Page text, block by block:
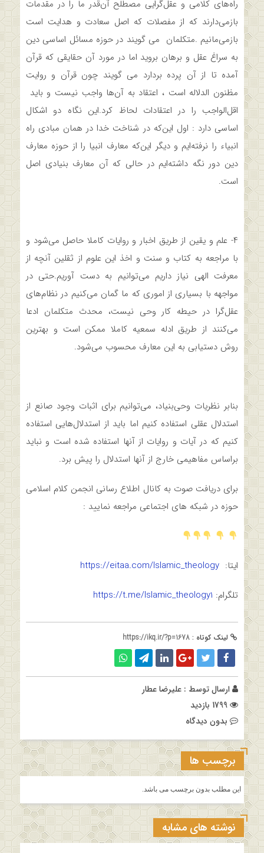
راه‌های کلامی و عقل‌گرایی مصطلح آن‌قدر ما را در مقدمات
بازمی‌دارند که از مفصلات که اصل سعادت و هدایت است
بازمی‌مانیم .متکلمان می گویند در حوزه مسائل اساسی دین
به سراغ عقل و برهان بروید اما در مورد آن حقایقی که قرآن
آمده تا از آن پرده بردارد می گویند چون قرآن و روایت
مظنون الدلاله است ، اعتقاد به آن‌ها واجب نیست و باید
اقل‌الواجب را در اعتقادات لحاظ کرد.این نگاه دو اشکال
اساسی دارد : اول این‌که در شناخت خدا در همان مبادی راه
انبیاء را نرفته‌ایم و دیگر این‌که معارف انبیا را از حوزه معارف
دین دور نگه داشته‌ایم در حالی که آن معارف بنیادی اصل
است.
۴- علم و یقین از طریق اخبار و روایات کاملا حاصل می‌شود و
با مراجعه به کتاب و سنت و اخذ این علوم از ثقلین آنچه از
معرفت الهی نیاز داریم می‌توانیم به دست آوریم.حتی در
مواجهه با بسیاری از اموری که ما گمان می‌کنیم در نظام‌های
عقل‌گرا در حیطه کار وحی نیست، محدث متکلمان ادعا
می‌کنند از طریق ادله سمعیه کاملا ممکن است و بهترین
روش دستیابی به این معارف محسوب می‌شود.
بنابر نظریات وحی‌بنیاد، می‌توانیم برای اثبات وجود صانع از
استدلال عقلی استفاده کنیم اما باید از استدلال‌هایی استفاده
کنیم که در آیات و روایات از آنها استفاده شده است و نباید
براساس مفاهیمی خارج از آنها استدلال را پیش برد.
برای دریافت صوت به کانال اطلاع رسانی انجمن کلام اسلامی
حوزه در شبکه های اجتماعی مراجعه نمایید :
ایتا: https://eitaa.com/Islamic_theology
تلگرام: https://t.me/Islamic_theology1
لینک کوتاه : https://ikq.ir/?p=1678
ارسال توسط : علیرضا عطار
بدون دیدگاه
برچسب ها
این مطلب بدون برچسب می باشد.
نوشته های مشابه